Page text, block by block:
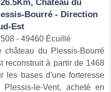
Château du
Bourré - Direction
Est
508 - 49460 Écuillé
château du Plessis-Bourré
reconstruit à partir de 1468
les bases d'une forteresse
le-Vent, acheté en